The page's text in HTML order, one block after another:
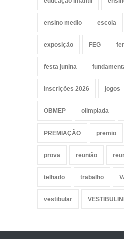
ensino medio escola
exposição FEG
festa junina
inscrições 2026 jogos
OBMEP olimpiada
PREMIAÇÃO premio
prova reunião
telhado trabalho
vestibular